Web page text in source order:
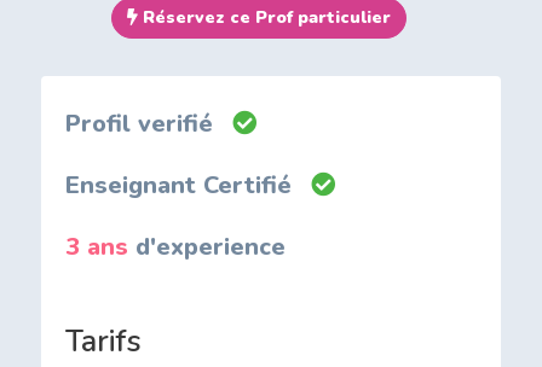
Réservez ce Prof particulier
Profil verifié
Enseignant Certifié
3 ans d'experience
Tarifs